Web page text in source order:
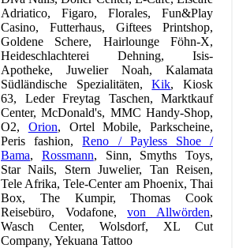
Adriatico, Figaro, Florales, Fun&Play
Casino, Futterhaus, Giftees Printshop,
Goldene Schere, Hairlounge Föhn-X,
Heideschlachterei Dehning, Isis-
Apotheke, Juwelier Noah, Kalamata
Südländische Spezialitäten,Kik, Kiosk
63, Leder Freytag Taschen, Marktkauf
Center, McDonald's, MMC Handy-Shop,
O2, Orion, Ortel Mobile, Parkscheine,
Peris fashion,Reno / Payless Shoe /
Bama, Rossmann, Sinn, Smyths Toys,
Star Nails, Stern Juwelier, Tan Reisen,
Tele Afrika, Tele-Center am Phoenix, Thai
Box, The Kumpir, Thomas Cook
Reisebüro, Vodafone,von Allwörden,
Wasch Center, Wolsdorf, XL Cut
Company, Yekuana Tattoo